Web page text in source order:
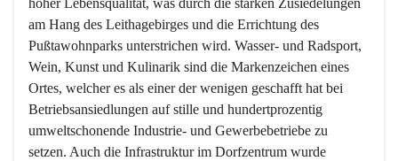
hoher Lebensqualität, was durch die starken Zusiedelungen
am Hang des Leithagebirges und die Errichtung des
Pußtawohnparks unterstrichen wird. Wasser- und Radsport,
Wein, Kunst und Kulinarik sind die Markenzeichen eines
Ortes, welcher es als einer der wenigen geschafft hat bei
Betriebsansiedlungen auf stille und hundertprozentig
umweltschonende Industrie- und Gewerbebetriebe zu
setzen. Auch die Infrastruktur im Dorfzentrum wurde